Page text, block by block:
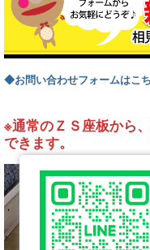
◆お問い合わせフォームはこ
※通常のＺＳ座板から
できます。